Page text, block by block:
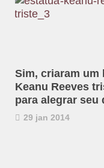
Sim, criaram um
Keanu Reeves
para alegrar seu
29 jan 2014